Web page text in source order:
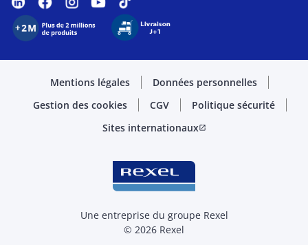
Mentions légales
Données personnelles
Gestion des cookies
CGV
Politique sécurité
Sites internationauxopen_in_new
Une entreprise du groupe Rexel
© 2026 Rexel